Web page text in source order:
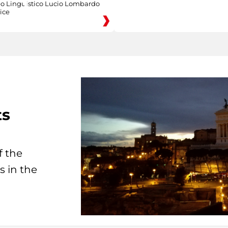
Linguistico Lucio Lombardo
the
in the